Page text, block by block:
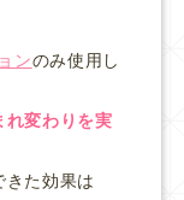
ンのみ使用し
れ変わりを実
た効果は